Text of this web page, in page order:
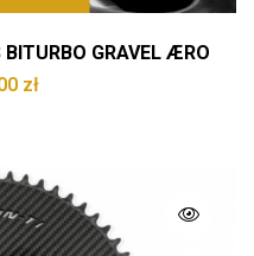
BITURBO GRAVEL ÆRO
zł